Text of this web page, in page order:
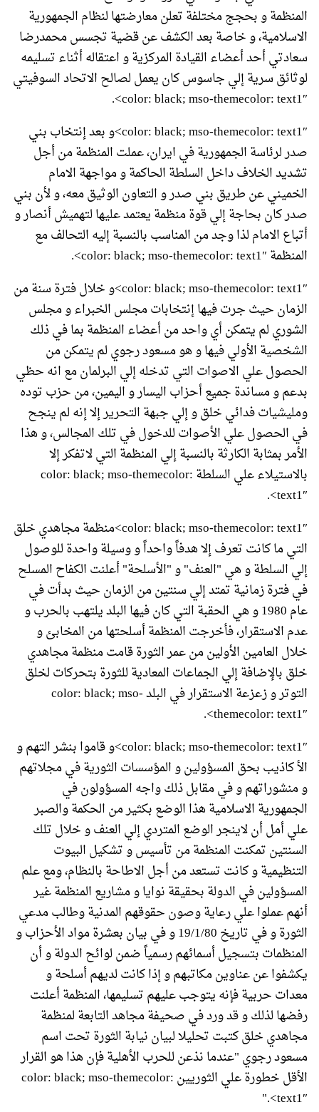
المنظمة و بحجج مختلفة تعلن معارضتها لنظام الجمهورية
الاسلامية، و خاصة بعد الكشف عن قضية تجسس محمدرضا
سعادتي أحد أعضاء القيادة المركزية و اعتقاله أثناء تسليمه
لوثائق سرية إلي جاسوس كان يعمل لصالح الاتحاد السوفيتي
color: black; mso-themecolor: text1″>.
color: black; mso-themecolor: text1″>و بعد إنتخاب بني
صدر لرئاسة الجمهورية في ايران، عملت المنظمة من أجل
تشديد الخلاف داخل السلطة الحاكمة و مواجهة الامام
الخميني عن طريق بني صدر و التعاون الوثيق معه، و لأن بني
صدر كان بحاجة إلي قوة منظمة يعتمد عليها لتهميش أنصار و
أتباع الامام لذا وجد من المناسب بالنسبة إليه التحالف مع
المنظمة color: black; mso-themecolor: text1″>.
color: black; mso-themecolor: text1″>و خلال فترة سنة من
الزمان حيث جرت فيها إنتخابات مجلس الخبراء و مجلس
الشوري لم يتمكن أي واحد من أعضاء المنظمة بما في ذلك
الشخصية الأولي فيها و هو مسعود رجوي لم يتمكن من
الحصول علي الاصوات التي تدخله إلي البرلمان مع انه حظي
بدعم و مساندة جميع أحزاب اليسار و اليمين، من حزب توده
ومليشيات فدائي خلق و إلي جبهة التحرير إلا إنه لم ينجح
في الحصول علي الأصوات للدخول في تلك المجالس، و هذا
الأمر بمثابة الكارثة بالنسبة إلي المنظمة التي لاتفكر إلا
بالاستيلاء علي السلطة color: black; mso-themecolor:
text1″>.
color: black; mso-themecolor: text1″>منظمة مجاهدي خلق
التي ما كانت تعرف إلا هدفاً واحداً و وسيلة واحدة للوصول
إلي السلطة و هي "العنف" و "الأسلحة" أعلنت الكفاح المسلح
في فترة زمانية تمتد إلي سنتين من الزمان حيث بدأت في
عام 1980 و هي الحقبة التي كان فيها البلد يلتهب بالحرب و
عدم الاستقرار، فأخرجت المنظمة أسلحتها من المخابئ و
خلال العامين الأولين من عمر الثورة قامت منظمة مجاهدي
خلق بالإضافة إلي الجماعات المعادية للثورة بتحركات لخلق
التوتر و زعزعة الاستقرار في البلد color: black; mso-
themecolor: text1″>.
color: black; mso-themecolor: text1″>و قاموا بنشر التهم و
الأ كاذيب بحق المسؤولين و المؤسسات الثورية في مجلاتهم
و منشوراتهم و في مقابل ذلك واجه المسؤولون في
الجمهورية الاسلامية هذا الوضع بكثير من الحكمة والصبر
علي أمل أن لاينجر الوضع المتردي إلي العنف و خلال تلك
السنتين تمكنت المنظمة من تأسيس و تشكيل البيوت
التنظيمية و كانت تستعد من أجل الاطاحة بالنظام، ومع علم
المسؤولين في الدولة بحقيقة نوايا و مشاريع المنظمة غير
أنهم عملوا علي رعاية وصون حقوقهم المدنية وطالب مدعي
الثورة و في تاريخ 19/1/80 و في بيان بعشرة مواد الأحزاب و
المنظمات بتسجيل أسمائهم رسمياً ضمن لوائح الدولة و أن
يكشفوا عن عناوين مكاتبهم و إذا كانت لديهم أسلحة و
معدات حربية فإنه يتوجب عليهم تسليمها، المنظمة أعلنت
رفضها لذلك و قد ورد في صحيفة مجاهد التابعة لمنظمة
مجاهدي خلق كتبت تحليلا لبيان نيابة الثورة تحت اسم
مسعود رجوي "عندما نذعن للحرب الأهلية فإن هذا هو القرار
الأقل خطورة علي الثوريين color: black; mso-themecolor:
text1″>."